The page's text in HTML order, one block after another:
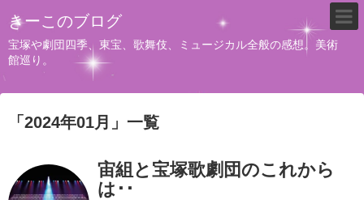
きーこのブログ
宝塚や劇団四季、東宝、歌舞伎、ミュージカル全般の感想。美術
館巡り。
「 2024年01月 」 一覧
宙組と宝塚歌劇団のこれから
は･･